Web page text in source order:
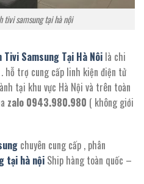
tivi samsung tại hà nội
Tivi Samsung Tại Hà Nôi là chi
hỗ trợ cung cấp linh kiện điện tử
tại khu vực Hà Nội và trên toàn
zalo 0943.980.980 ( không giới
chuyên cung cấp , phân
tại hà nội Ship hàng toàn quốc –